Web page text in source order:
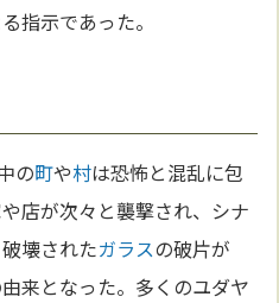
指示であった。
の町や村は恐怖と混乱に包
店が次々と襲撃され、シナ
壊されたガラスの破片が
来となった。多くのユダヤ